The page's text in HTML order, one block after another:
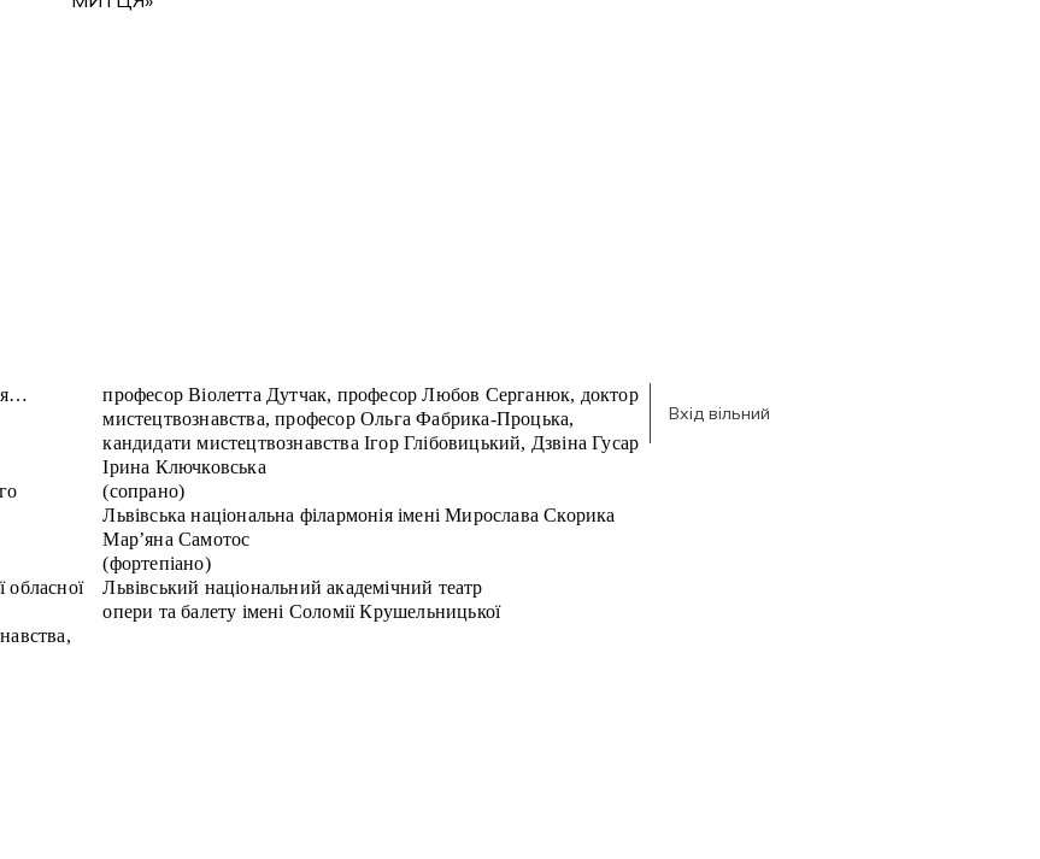
обласної
професор Віолетта Дутчак, професор Любов Серганюк, доктор
мистецтвознавства, професор Ольга Фабрика-Процька,
кандидати мистецтвознавства Ігор Глібовицький, Дзвіна Гусар
Ірина Ключковська
(cопрано)
Львівська національна філармонія імені Мирослава Скорика
Мар’яна Самотос
(фортепіано)
Львівський національний академічний театр
опери та балету імені Соломії Крушельницької
Вхід вільний